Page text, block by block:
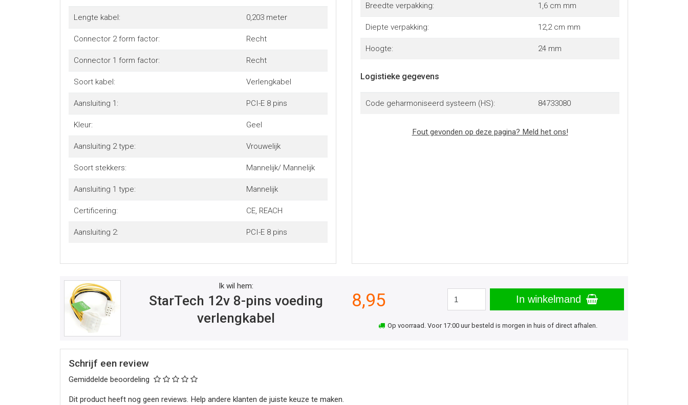
Lengte kabel: 0,203 meter
Connector 2 form factor: Recht
Connector 1 form factor: Recht
Soort kabel: Verlengkabel
Aansluiting 1: PCI-E 8 pins
Kleur: Geel
Aansluiting 2 type: Vrouwelijk
Soort stekkers: Mannelijk/ Mannelijk
Aansluiting 1 type: Mannelijk
Certificering: CE, REACH
Aansluiting 2: PCI-E 8 pins
Breedte verpakking: 1,6 cm mm
Diepte verpakking: 12,2 cm mm
Hoogte: 24 mm
Logistieke gegevens
Code geharmoniseerd systeem (HS): 84733080
Fout gevonden op deze pagina? Meld het ons!
Ik wil hem:
StarTech 12v 8-pins voeding
verlengkabel
8,95 In winkelmand
Op voorraad. Voor 17:00 uur besteld is morgen in huis of direct afhalen.
Schrijf een review
Gemiddelde beoordeling
Dit product heeft nog geen reviews. Help andere klanten de juiste keuze te maken.